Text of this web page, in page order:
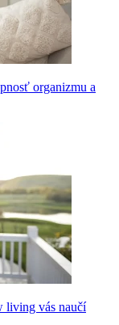
organizmu a
living vás naučí